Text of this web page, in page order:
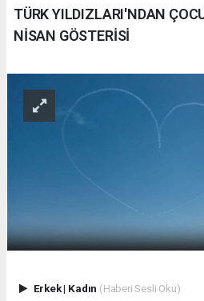
TÜRK YILDIZLARI'NDAN
NİSAN GÖSTERİSİ
Erkek| Kadın (Haberi Sesli Oku)